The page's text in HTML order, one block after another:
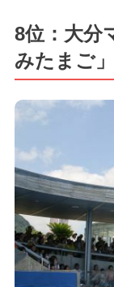
8位：大分
みたまご